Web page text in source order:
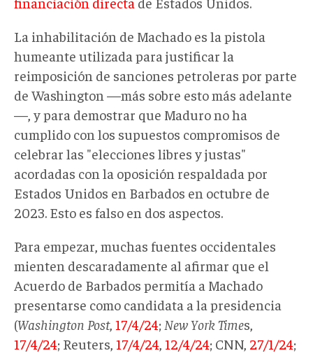
La inhabilitación de Machado es la pistola
humeante utilizada para justificar la
reimposición de sanciones petroleras por parte
de Washington —más sobre esto más adelante
—, y para demostrar que Maduro no ha
cumplido con los supuestos compromisos de
celebrar las "elecciones libres y justas"
acordadas con la oposición respaldada por
Estados Unidos en Barbados en octubre de
2023. Esto es falso en dos aspectos.
Para empezar, muchas fuentes occidentales
mienten descaradamente al afirmar que el
Acuerdo de Barbados permitía a Machado
presentarse como candidata a la presidencia
(Washington Post, 17/4/24; New York Times,
17/4/24; Reuters, 17/4/24 12/4/24; CNN, 27/1/24;